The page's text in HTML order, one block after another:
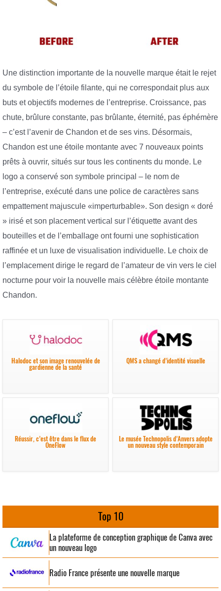
Une distinction importante de la nouvelle marque était le rejet
du symbole de l’étoile filante, qui ne correspondait plus aux
buts et objectifs modernes de l’entreprise. Croissance, pas
chute, brûlure constante, pas brûlante, éternité, pas éphémère
– c’est l’avenir de Chandon et de ses vins. Désormais,
Chandon est une étoile montante avec 7 nouveaux points
prêts à ouvrir, situés sur tous les continents du monde. Le
logo a conservé son symbole principal – le nom de
l’entreprise, exécuté dans une police de caractères sans
empattement majuscule «imperturbable». Son design « doré
» irisé et son placement vertical sur l’étiquette avant des
bouteilles et de l’emballage ont fourni une sophistication
raffinée et un luxe de visualisation individuelle. Le choix de
l’emplacement dirige le regard de l’amateur de vin vers le ciel
nocturne pour voir la nouvelle mais célèbre étoile montante
Chandon.
Halodoc et son image renouvelée de
gardienne de la santé
QMS a changé d’identité visuelle
Réussir, c’est être dans le flux de
OneFlow
Le musée Technopolis d’Anvers adopte
un nouveau style contemporain
Top 10
La plateforme de conception graphique de Canva avec
un nouveau logo
Radio France présente une nouvelle marque